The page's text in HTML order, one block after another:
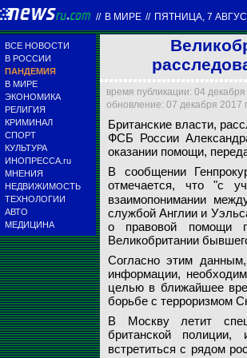
// В МИРЕ // ПЯТНИЦА, 7
ВСЕ НОВОСТИ
В РОССИИ
ПАНДЕМИЯ
В МИРЕ
ЭКОНОМИКА
РЕЛИГИЯ
КРИМИНАЛ
СПОРТ
КУЛЬТУРА
ИНОПРЕССА.ru
МНЕНИЯ
НЕДВИЖИМОСТЬ
ТЕХНОЛОГИИ
АВТО
МЕДИЦИНА
время публикации: 04
обновление: 07 декабря 2017
Британские власти,
ФСБ России
оказании помощи,
В сообщении
отмечается, что "с
взаимопонимании
службой Англии и
о правовой помощи
Великобритании
Согласно этим данным,
информации,
целью в ближайшее
борьбе с терроризмом
В Москву летит
британской полиции,
встретиться с рядом